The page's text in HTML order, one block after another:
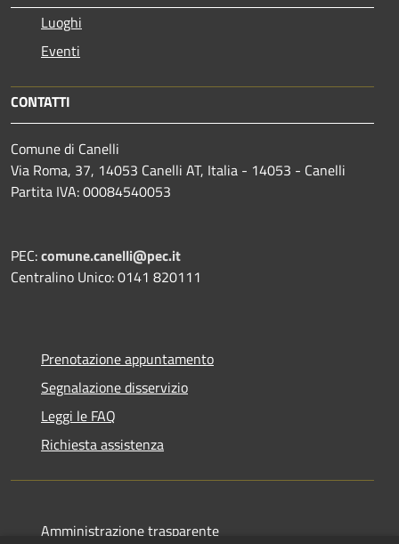
Luoghi
Eventi
CONTATTI
Comune di Canelli
Via Roma, 37, 14053 Canelli AT, Italia - 14053 - Canelli
Partita IVA: 00084540053
PEC:comune.canelli@pec.it
Centralino Unico: 0141 820111
Prenotazione appuntamento
Segnalazione disservizio
Leggi le FAQ
Richiesta assistenza
Amministrazione trasparente